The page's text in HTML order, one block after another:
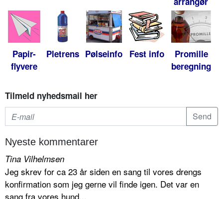
Papir-
flyvere
Pletrens Pølseinfo Fest info
Promille
beregning
Tilmeld nyhedsmail her
Nyeste kommentarer
Tina Vilhelmsen
Jeg skrev for ca 23 år siden en sang til vores drengs
konfirmation som jeg gerne vil finde igen. Det var en
sang fra vores hund...